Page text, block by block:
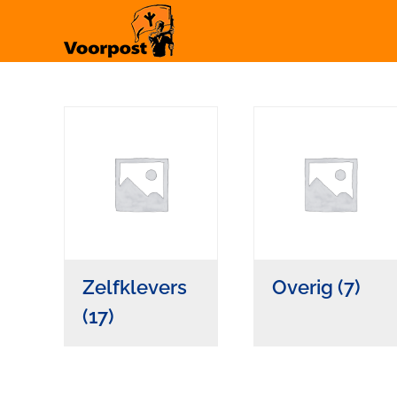
Zelfklevers
(17)
Overig (7)